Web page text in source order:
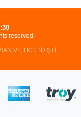
reserved.
TİC.LTD.ŞTİ.